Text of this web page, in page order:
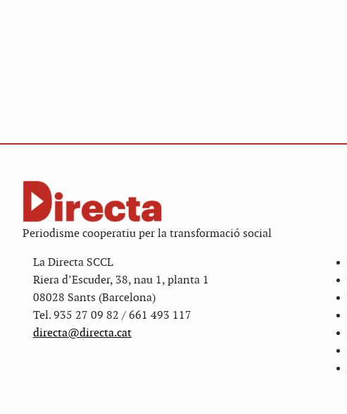
Periodisme cooperatiu per la transformació social
La Directa SCCL
Riera d’Escuder, 38, nau 1, planta 1
08028 Sants (Barcelona)
Tel. 935 27 09 82 / 661 493 117
directa@directa.cat